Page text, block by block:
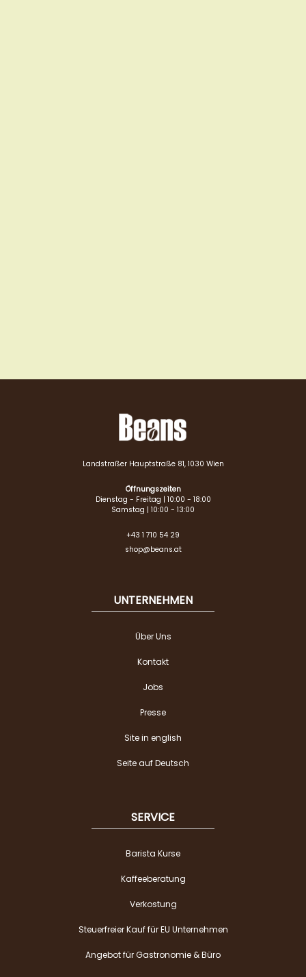
Landstraßer Hauptstraße 81, 1030 Wien
Öffnungszeiten
Dienstag - Freitag | 10:00 - 18:00
Samstag | 10:00 - 13:00
+43 1 710 54 29
shop@beans.at
UNTERNEHMEN
Über Uns
Kontakt
Jobs
Presse
Site in english
Seite auf Deutsch
SERVICE
Barista Kurse
Kaffeeberatung
Verkostung
Steuerfreier Kauf für EU Unternehmen
Angebot für Gastronomie & Büro